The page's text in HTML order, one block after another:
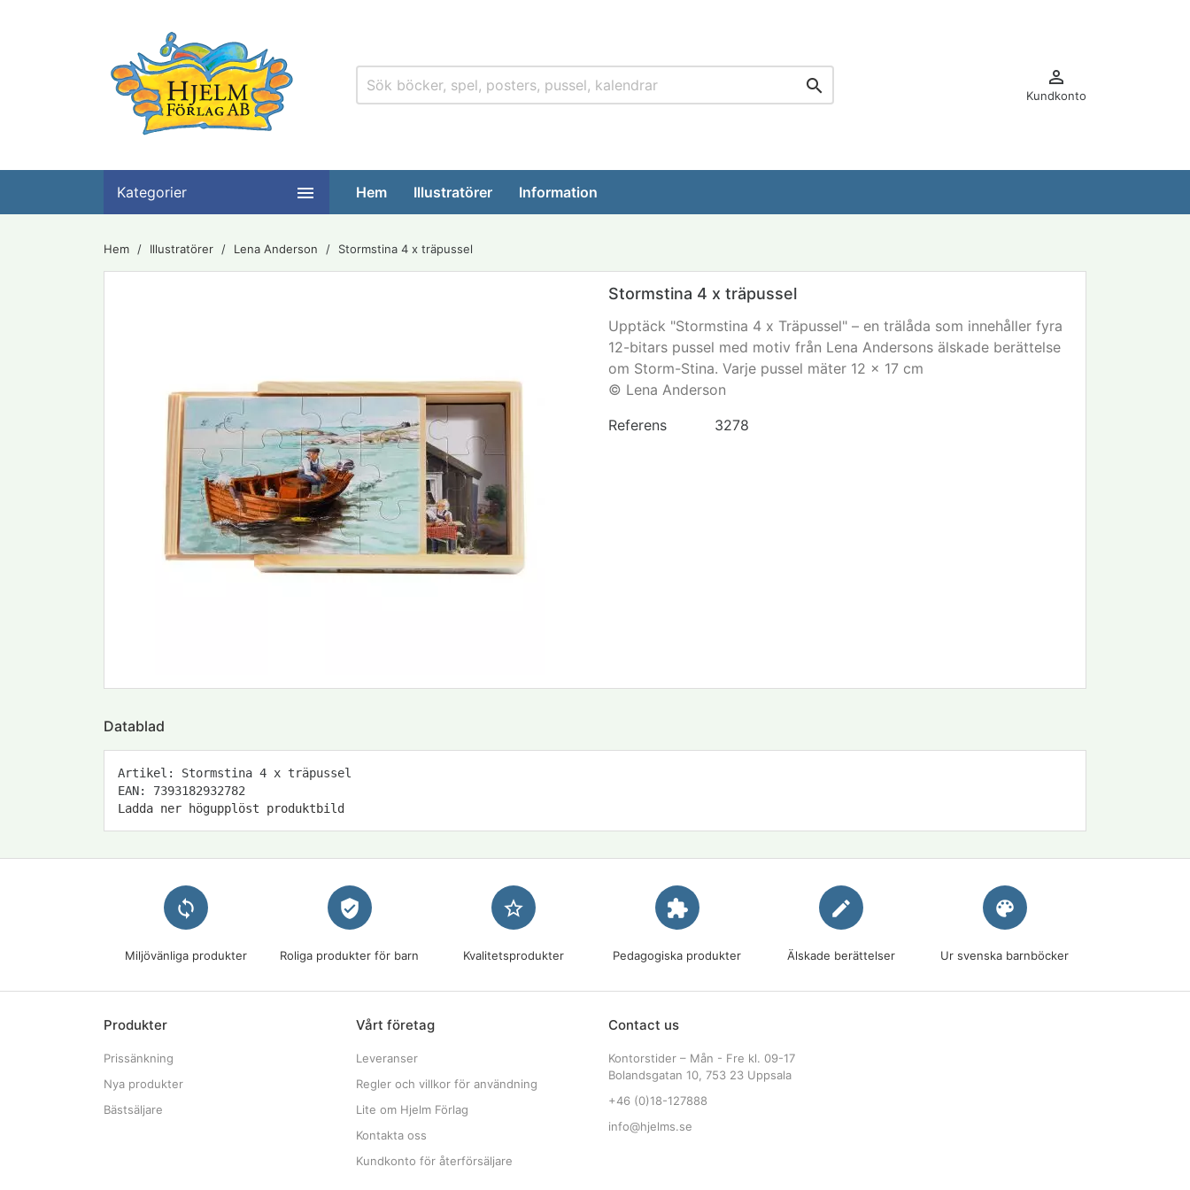
 
Kundkonto
Kategorier  Hem Illustratörer Information
Hem Illustratörer Lena Anderson Stormstina 4 x träpussel
Stormstina 4 x träpussel
Upptäck "Stormstina 4 x Träpussel" – en trälåda som innehåller fyra
12-bitars pussel med motiv från Lena Andersons älskade berättelse
om Storm-Stina. Varje pussel mäter 12 x 17 cm
© Lena Anderson
Referens
3278
Datablad
Artikel: Stormstina 4 x träpussel
EAN: 7393182932782
Ladda ner högupplöst produktbild
loop
Miljövänliga produkter
verified_user
Roliga produkter för barn
star_border
Kvalitetsprodukter
extension
Pedagogiska produkter
edit
Älskade berättelser
palette
Ur svenska barnböcker
Produkter
Prissänkning
Nya produkter
Bästsäljare
Vårt företag
Leveranser
Regler och villkor för användning
Lite om Hjelm Förlag
Kontakta oss
Kundkonto för återförsäljare
Contact us
Kontorstider – Mån - Fre kl. 09-17
Bolandsgatan 10, 753 23 Uppsala
+46 (0)18-127888
info@hjelms.se